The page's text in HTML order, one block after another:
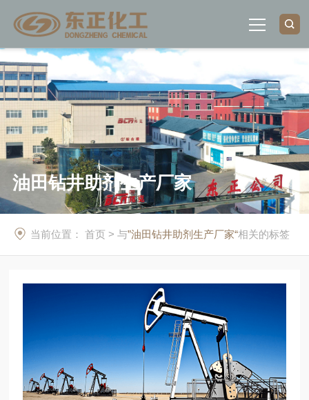
关于我们
荣誉资质
产品中心
新闻中心
油田钻井助剂生产厂家
当前位置： 首页 > 与”油田钻井助剂生产厂家“相关的标签